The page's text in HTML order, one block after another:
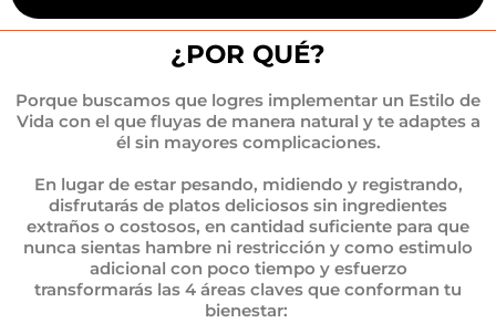
¿POR QUÉ?
Porque buscamos que logres implementar un Estilo de
Vida con el que fluyas de manera natural y te adaptes a
él sin mayores complicaciones.
En lugar de estar pesando, midiendo y registrando,
disfrutarás de platos deliciosos sin ingredientes
extraños o costosos, en cantidad suficiente para que
nunca sientas hambre ni restricción y como estimulo
adicional con poco tiempo y esfuerzo
transformarás las 4 áreas claves que conforman tu
bienestar: